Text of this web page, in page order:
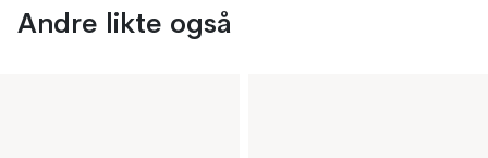
Andre likte også